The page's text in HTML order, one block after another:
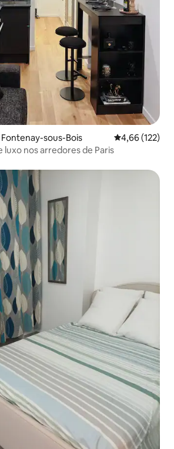
Fontenay-sous-Bois 4,66 de uma
4,66 (122)
luxo nos arredores de Paris